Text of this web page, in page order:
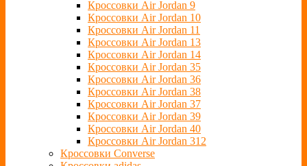
Кроссовки Air Jordan 9
Кроссовки Air Jordan 10
Кроссовки Air Jordan 11
Кроссовки Air Jordan 13
Кроссовки Air Jordan 14
Кроссовки Air Jordan 35
Кроссовки Air Jordan 36
Кроссовки Air Jordan 38
Кроссовки Air Jordan 37
Кроссовки Air Jordan 39
Кроссовки Air Jordan 40
Кроссовки Air Jordan 312
Кроссовки Converse